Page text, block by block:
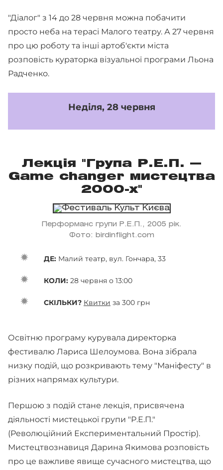
"Діалог" з 14 до 28 червня можна побачити
просто неба на терасі Малого театру. А 27 червня
про цю роботу та інші артоб'єкти міста
розповість кураторка візуальної програми Льона
Радченко.
Неділя, 28 червня
Лекція "Група Р.Е.П. —
Game changer мистецтва
2000-х"
Перформанс групи Р.Е.П., 2005 рік.
Фото: birdinflight.com
ДЕ: Малий театр, вул. Гончара, 33
КОЛИ: 28 червня о 13:00
СКІЛЬКИ? Квитки за 300 грн
Освітню програму курувала директорка
фестивалю Лариса Шелоумова. Вона зібрала
низку подій, що розкривають тему "Маніфесту" в
різних напрямах культури.
Першою з подій стане лекція, присвячена
діяльності мистецької групи "Р.Е.П."
(Революційний Експериментальний Простір).
Мистецтвознавиця Дарина Якимова розповість
про це важливе явище сучасного мистецтва, що